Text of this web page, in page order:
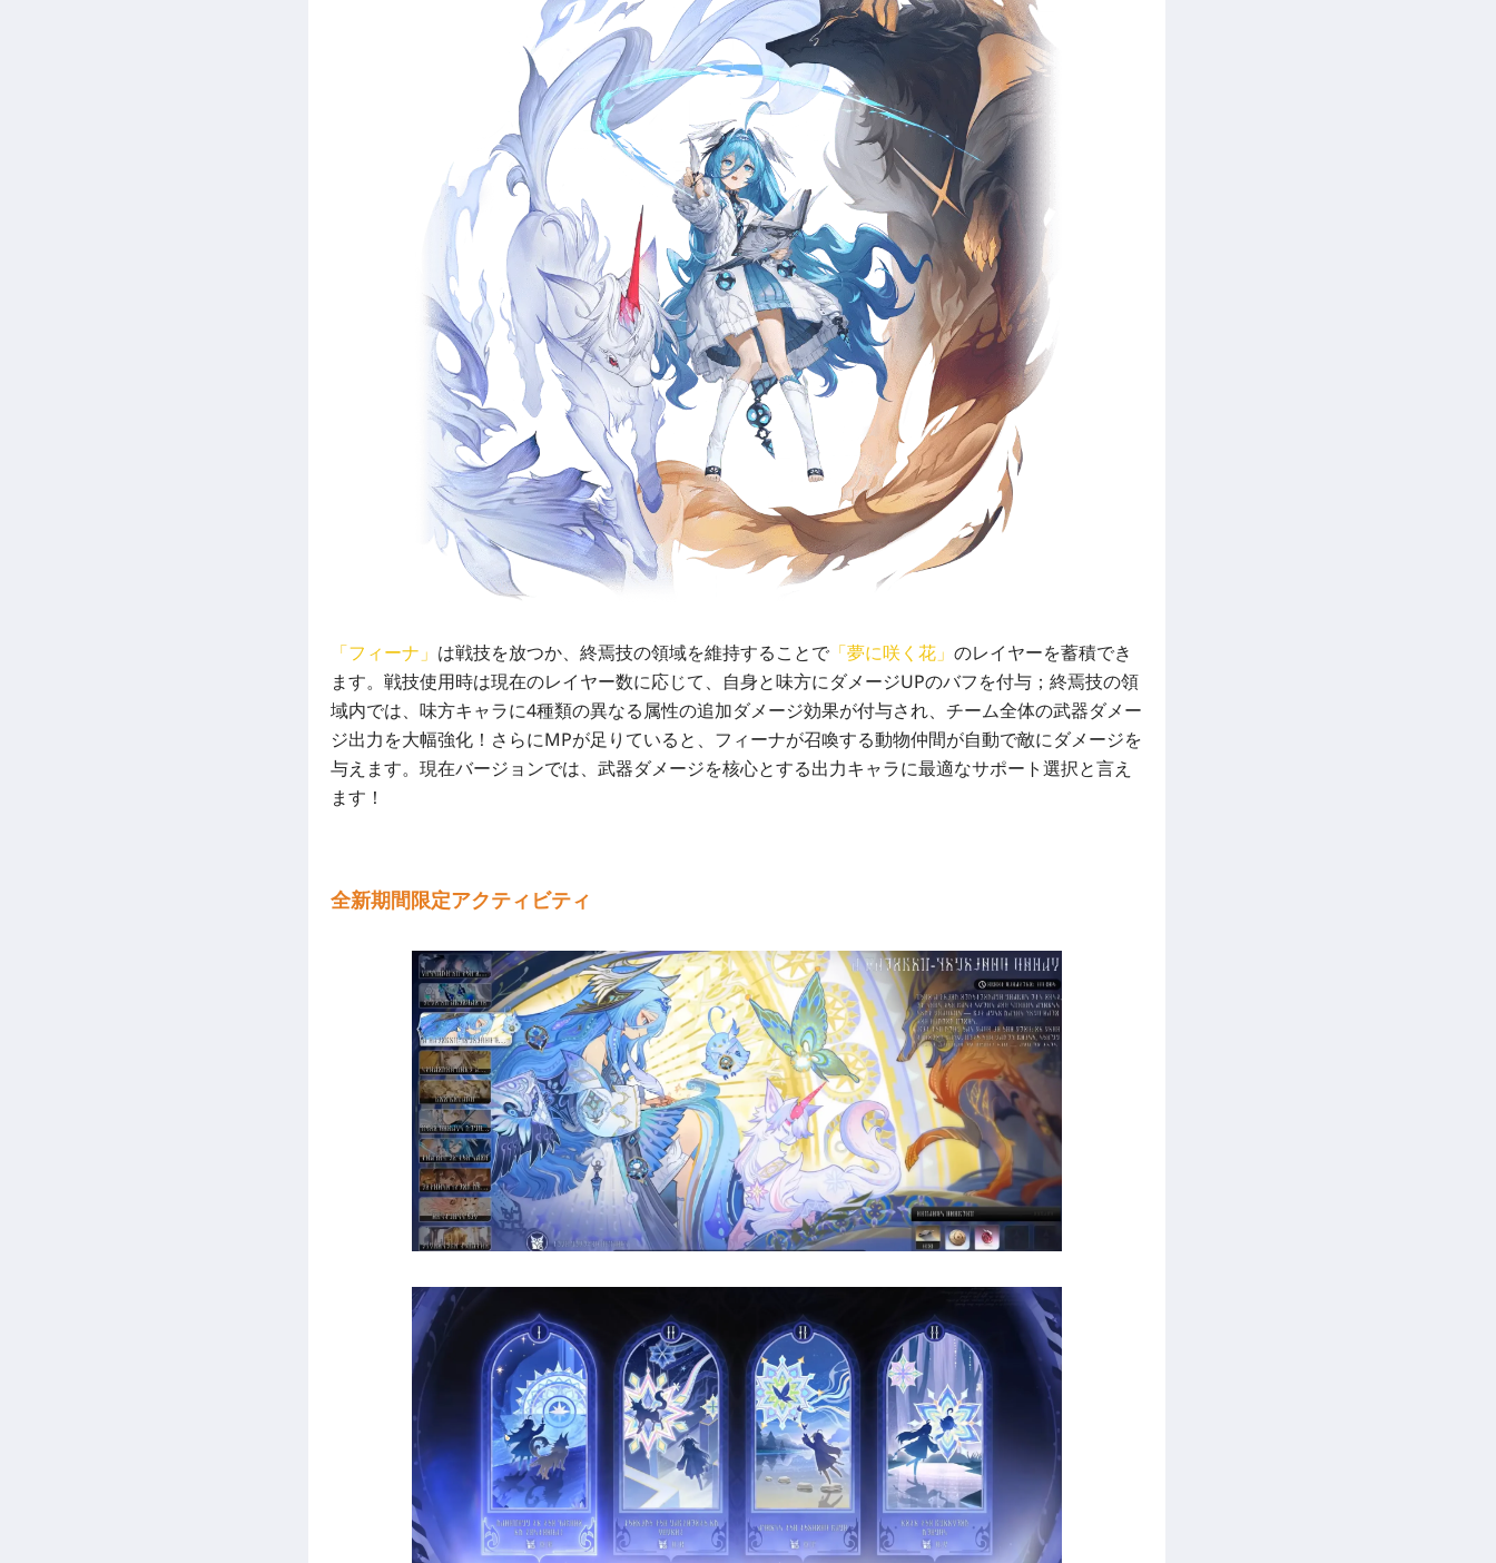
「フィーナ」 は戦技を放つか、終焉技の領域を維持することで 「夢に咲く花」 のレイヤーを蓄積でき
ます。戦技使用時は現在のレイヤー数に応じて、自身と味方にダメージUPのバフを付与；終焉技の領
域内では、味方キャラに4種類の異なる属性の追加ダメージ効果が付与され、チーム全体の武器ダメー
ジ出力を大幅強化！さらにMPが足りていると、フィーナが召喚する動物仲間が自動で敵にダメージを
与えます。現在バージョンでは、武器ダメージを核心とする出力キャラに最適なサポート選択と言え
ます！
全新期間限定アクティビティ